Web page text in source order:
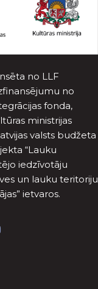
no LLF
no
fonda,
ministrijas
valsts budžeta
“Lauku
iedzīvotāju
un lauku teritoriju
ietvaros.